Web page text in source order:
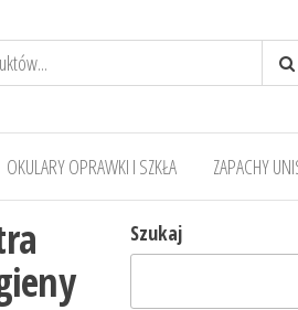
OKULARY OPRAWKI I SZKŁA ZAPACHY
Szukaj